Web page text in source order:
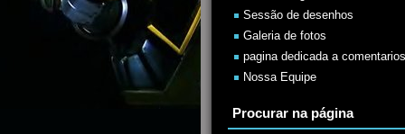
Sessão de desenhos
Galeria de fotos
pagina dedicada a comentarios
Nossa Equipe
Procurar na página